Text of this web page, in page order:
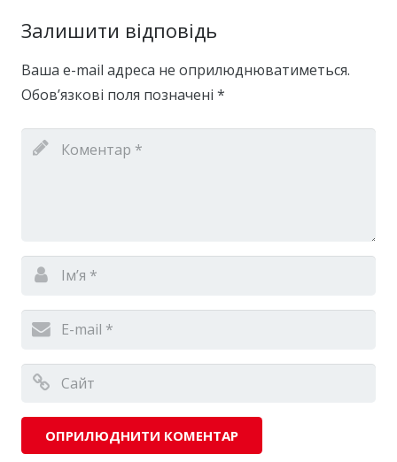
Залишити відповідь
Ваша e-mail адреса не оприлюднюватиметься.
Обов’язкові поля позначені *